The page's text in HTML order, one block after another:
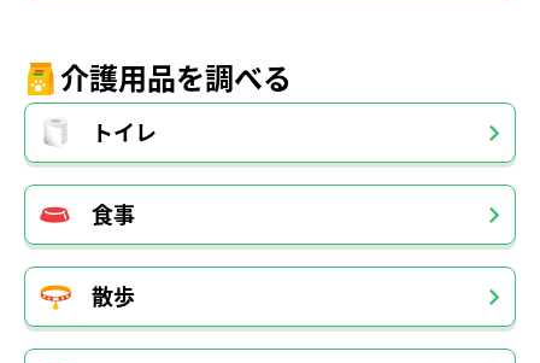
介護用品を調べる
トイレ
食事
散歩